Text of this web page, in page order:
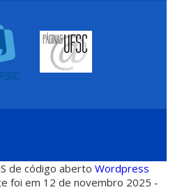
de código abertoWordpress
foi em 12 de novembro 2025 -